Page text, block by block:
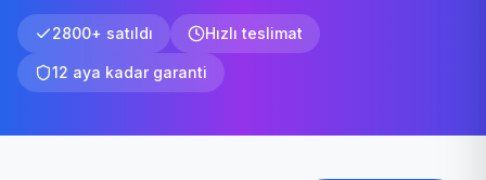
2800+ satıldı Hızlı teslimat
12 aya kadar garanti